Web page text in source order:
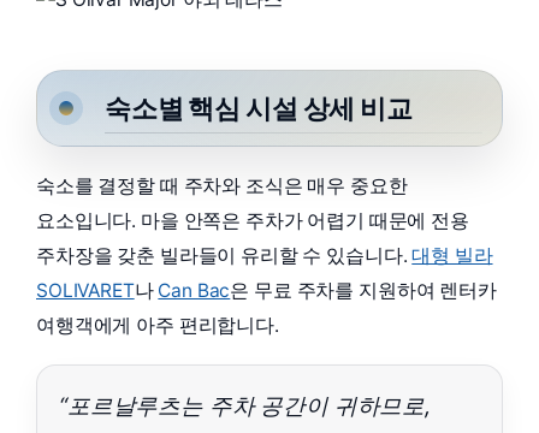
숙소별 핵심 시설 상세 비교
숙소를 결정할 때 주차와 조식은 매우 중요한
요소입니다. 마을 안쪽은 주차가 어렵기 때문에 전용
주차장을 갖춘 빌라들이 유리할 수 있습니다.대형 빌라
SOLIVARET나 Can Bac은 무료 주차를 지원하여 렌터카
여행객에게 아주 편리합니다.
“포르날루츠는 주차 공간이 귀하므로,